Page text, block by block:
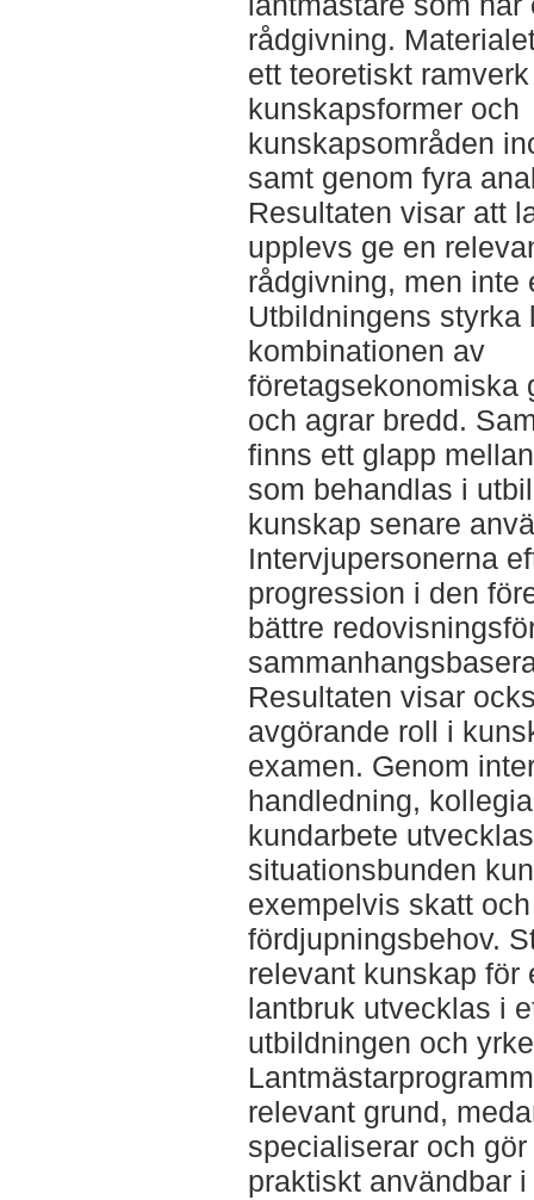
rådgivning.
ett teoretiskt
kunskapsformer och
kunskapsområden
samt genom fyra
Resultaten visar att
upplevs ge en
rådgivning, men inte
Utbildningens styrka
kombinationen av
företagsekonomiska
och agrar bredd.
finns ett glapp
som behandlas i
kunskap senare
Intervjupersonerna
progression i den
bättre
Resultaten visar
avgörande roll i
examen. Genom
handledning,
kundarbete
situationsbunden
exempelvis skatt
fördjupningsbehov.
relevant kunskap för
lantbruk utvecklas i
utbildningen och
relevant grund,
specialiserar och
praktiskt användbar